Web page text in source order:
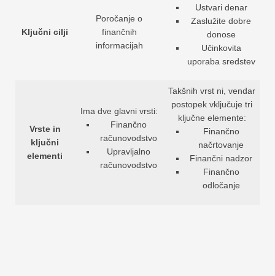
Ključni cilji
Poročanje o
finančnih
informacijah
Ustvari denar
Zaslužite dobre
donose
Učinkovita
uporaba sredstev
Vrste in
ključni
elementi
Ima dve glavni vrsti:
Finančno
računovodstvo
Upravljalno
računovodstvo
Takšnih vrst ni, vendar
postopek vključuje tri
ključne elemente:
Finančno
načrtovanje
Finančni nadzor
Finančno
odločanje